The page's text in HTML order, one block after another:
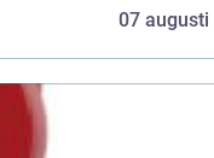
07 augusti